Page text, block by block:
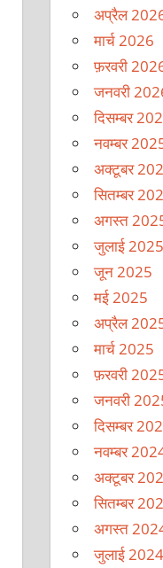
अप्रैल
मार्च 2026
फ़रवरी
जनवरी
दिसम्बर
नवम्बर
अक्टूबर
सितम्बर
अगस्त
जुलाई 2025
जून 2025
मई 2025
अप्रैल
मार्च 2025
फ़रवरी
जनवरी
दिसम्बर
नवम्बर
अक्टूबर
सितम्बर
अगस्त
जुलाई 2024